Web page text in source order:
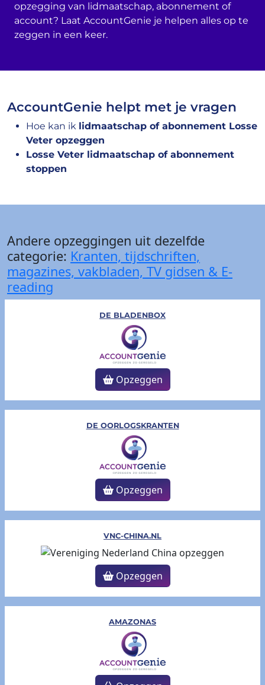
opzegging van lidmaatschap, abonnement of
account? Laat AccountGenie je helpen alles op te
zeggen in een keer.
AccountGenie helpt met je vragen
Hoe kan ik lidmaatschap of abonnement Losse
Veter opzeggen
Losse Veter lidmaatschap of abonnement
stoppen
Andere opzeggingen uit dezelfde
categorie: Kranten, tijdschriften,
magazines, vakbladen, TV gidsen & E-
reading
DE BLADENBOX
Opzeggen
DE OORLOGSKRANTEN
Opzeggen
VNC-CHINA.NL
Opzeggen
AMAZONAS